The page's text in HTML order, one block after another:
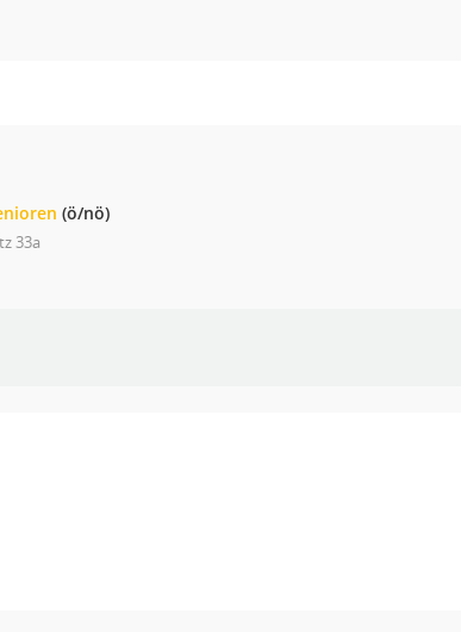
(ö/nö)
33a